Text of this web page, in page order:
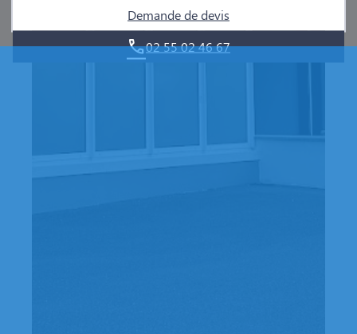
Demande de devis
02 55 02 46 67